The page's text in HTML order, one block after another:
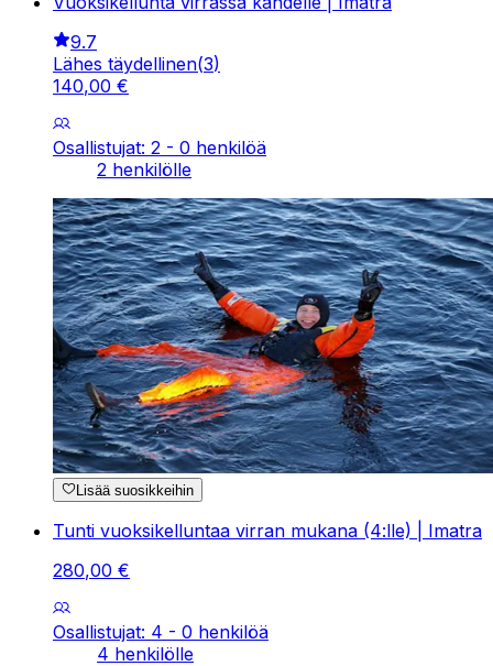
9.7
Lähes täydellinen(3)
140,00 €
Osallistujat: 2 - 0 henkilöä
2 henkilölle
Lisää suosikkeihin
Tunti vuoksikelluntaa virran mukana (4:lle) | Imatra
280,00 €
Osallistujat: 4 - 0 henkilöä
4 henkilölle